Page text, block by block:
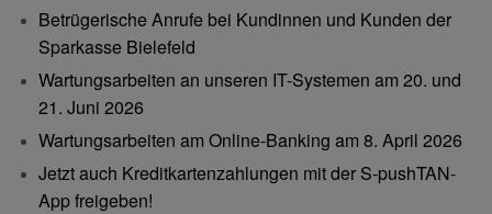
Betrügerische Anrufe bei Kundinnen und Kunden der
Sparkasse Bielefeld
Wartungsarbeiten an unseren IT-Systemen am 20. und
21. Juni 2026
Wartungsarbeiten am Online-Banking am 8. April 2026
Jetzt auch Kreditkartenzahlungen mit der S-pushTAN-
App freigeben!